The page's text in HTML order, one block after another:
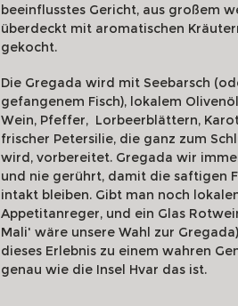
beeinflusstes Gericht, aus großem
überdeckt mit aromatischen
gekocht.
Die Gregada wird mit Seebarsch
gefangenem Fisch), lokalem
Wein, Pfeffer, Lorbeerblättern,
frischer Petersilie, die ganz zum
wird, vorbereitet. Gregada wir
und nie gerührt, damit die saftigen
intakt bleiben. Gibt man noch
Appetitanreger, und ein Glas
Mali' wäre unsere Wahl zur
dieses Erlebnis zu einem wahren
genau wie die Insel Hvar das ist.